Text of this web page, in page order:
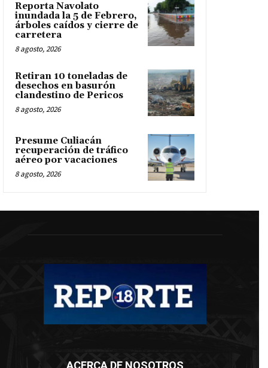
Reporta Navolato
inundada la 5 de Febrero,
árboles caídos y cierre de
carretera
8 agosto, 2026
Retiran 10 toneladas de
desechos en basurón
clandestino de Pericos
8 agosto, 2026
Presume Culiacán
recuperación de tráfico
aéreo por vacaciones
8 agosto, 2026
ACERCA DE NOSOTROS